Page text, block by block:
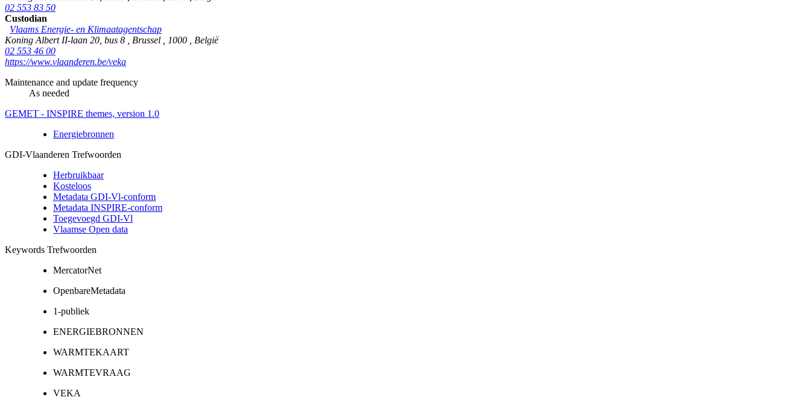
02 553 83 50
Custodian
Vlaams Energie- en Klimaatagentschap
Koning Albert II-laan 20, bus 8
Brussel 1000
België
02 553 46 00
https://www.vlaanderen.be/veka
Maintenance and update frequency
As needed
GEMET - INSPIRE themes, version 1.0
Energiebronnen
GDI-Vlaanderen Trefwoorden
Herbruikbaar
Kosteloos
Metadata GDI-Vl-conform
Metadata INSPIRE-conform
Toegevoegd GDI-Vl
Vlaamse Open data
Keywords Trefwoorden
MercatorNet
OpenbareMetadata
1-publiek
ENERGIEBRONNEN
WARMTEKAART
WARMTEVRAAG
VEKA